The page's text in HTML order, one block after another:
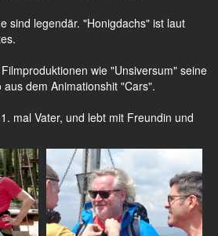
sind legendär. "Honigdachs" ist laut
wie "Unsiversum" seine
dem Animationshit "Cars".
mal Vater, und lebt mit Freundin und